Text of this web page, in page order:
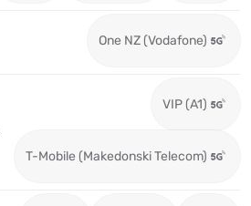
One NZ (Vodafone)
VIP (A1)
T-Mobile (Makedonski Telecom)